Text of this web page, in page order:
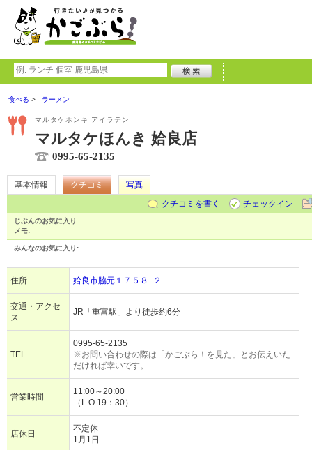
食べる ラーメン
マルタケホンキ アイラテン
マルタケほんき 姶良店
0995-65-2135
基本情報 クチコミ
写真
クチコミを書く
チェックイン
じぶんのお気に入り:
メモ:
みんなのお気に入り:
住所 姶良市脇元１７５８−２
交通・アクセ
ス
JR「重富駅」より徒歩約6分
TEL
0995-65-2135
※お問い合わせの際は「かごぶら！を見た」とお伝えいた
だければ幸いです。
営業時間
11:00～20:00
（L.O.19：30）
店休日
不定休
1月1日